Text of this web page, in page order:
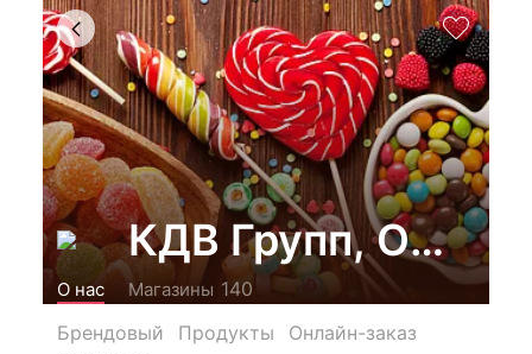
КДВ Групп, ООО
О нас Магазины 140
Брендовый
Продукты
Онлайн-заказ